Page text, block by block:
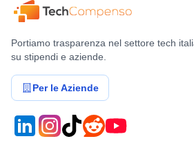
Portiamo trasparenza nel settore tech
su stipendi e aziende.
Per le Aziende